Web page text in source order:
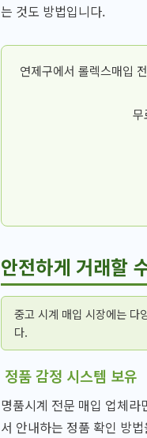
는 것도 방법입니다.
연제구에서 롤렉스매입
무
안전하게 거래할
중고 시계 매입 시장에는 다
다.
정품 감정 시스템 보유
명품시계 전문 매입 업체
서 안내하는 정품 확인 방